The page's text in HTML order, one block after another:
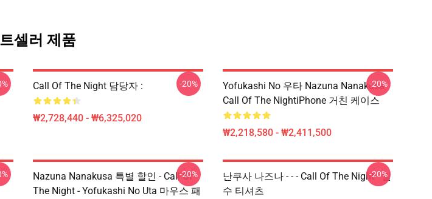
셀러 제품
Call Of The Night 담당자 :
₩2,728,440 - ₩6,325,020
-20%
Yofukashi No 우타 Nazuna Nanakusa
Call Of The NightiPhone 거친 케이스
₩2,218,580 - ₩2,411,500
-20%
Nazuna Nanakusa 특별 할인 - Call Of
The Night - Yofukashi No Uta 마우스 패
-20%
난쿠사 나즈나 - - - Call Of The Night - 필
수 티셔츠
-20%